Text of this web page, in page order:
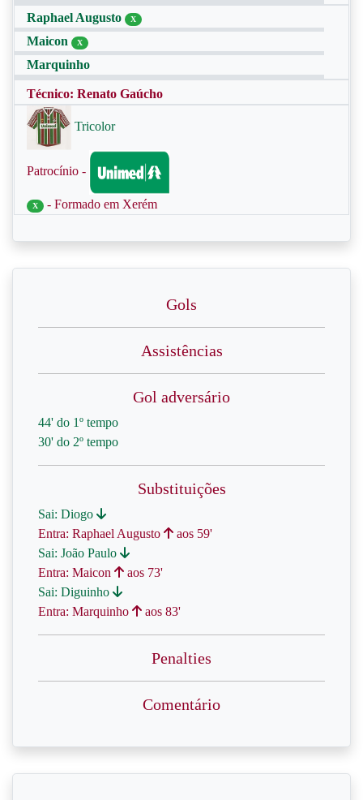
Raphael Augusto
X
Maicon X
Marquinho
Técnico: Renato Gaúcho
Tricolor
Patrocínio -
X - Formado em Xerém
Gols
Assistências
Gol adversário
44' do 1º tempo
30' do 2º tempo
Substituições
Sai: Diogo
Entra: Raphael Augusto
aos 59'
Sai: João Paulo
Entra: Maicon
aos 73'
Sai: Diguinho
Entra: Marquinho
aos 83'
Penalties
Comentário